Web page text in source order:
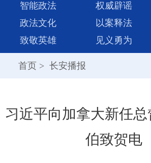
智能政法
权威辟谣
政法文化
以案释法
致敬英雄
见义勇为
首页 > 长安播报
习近平向加拿大新任总
伯致贺电